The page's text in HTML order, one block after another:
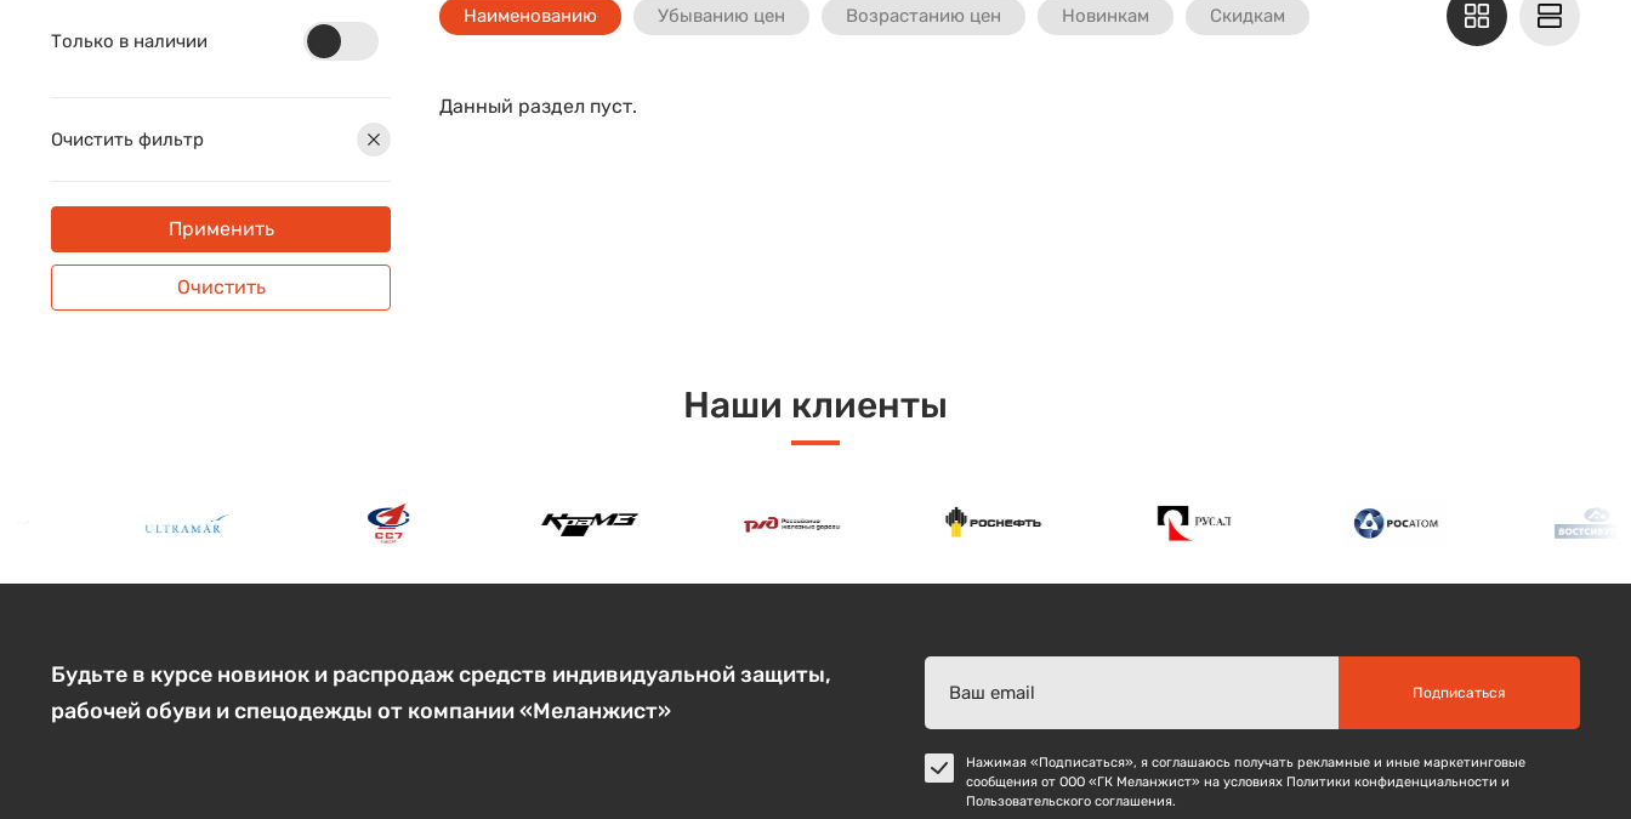
Только в наличии
Очистить фильтр
Применить
Очистить
Наименованию Убыванию цен Возрастанию цен Новинкам Скидкам
Данный раздел пуст.
Наши клиенты
Будьте в курсе новинок и распродаж средств индивидуальной защиты,
рабочей обуви и спецодежды от компании «Меланжист»
Подписаться
Нажимая «Подписаться», я соглашаюсь получать рекламные и иные маркетинговые
сообщения от ООО «ГК Меланжист» на условиях Политики конфиденциальности и
Пользовательского соглашения.